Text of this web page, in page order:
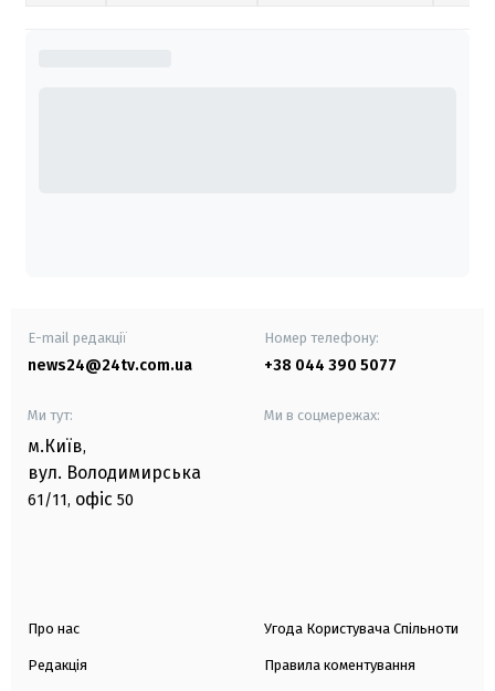
E-mail редакції
news24@24tv.com.ua
Номер телефону:
+38 044 390 5077
Ми тут:
м.Київ,
вул. Володимирська
61/11, офіс 50
Ми в соцмережах:
Про нас
Редакція
Угода Користувача Спільноти
Правила коментування